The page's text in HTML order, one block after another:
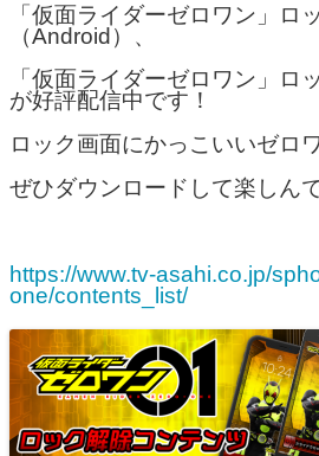
「仮面ライダーゼロワン」ロ
（Android）、
「仮面ライダーゼロワン」ロ
が好評配信中です！
ロック画面にかっこいいゼロ
ぜひダウンロードして楽しん
https://www.tv-asahi.co.jp/
one/contents_list/